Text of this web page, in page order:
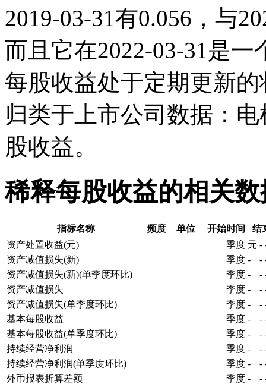
2019-03-31有0.056，与
而且它在2022-03-31是
每股收益处于定期更新
归类于上市公司数据：
股收益。
稀释每股收益的相关
指标名称 频度 单位 开始时间
结
资产处置收益(元)
季度 元 -
资产减值损失(新)
季度 - -
资产减值损失(新)(单季度环比)
季度 - -
资产减值损失
季度 - -
资产减值损失(单季度环比)
季度 - -
基本每股收益
季度 - -
基本每股收益(单季度环比)
季度 - -
持续经营净利润
季度 - -
持续经营净利润(单季度环比)
季度 - -
外币报表折算差额
季度 - -